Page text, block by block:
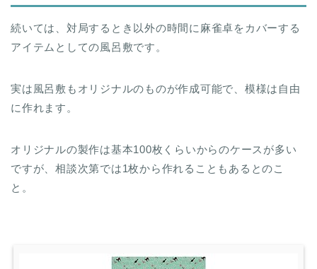
続いては、対局するとき以外の時間に麻雀卓をカバーする
アイテムとしての風呂敷です。
実は風呂敷もオリジナルのものが作成可能で、模様は自由
に作れます。
オリジナルの製作は基本100枚くらいからのケースが多い
ですが、相談次第では1枚から作れることもあるとのこ
と。